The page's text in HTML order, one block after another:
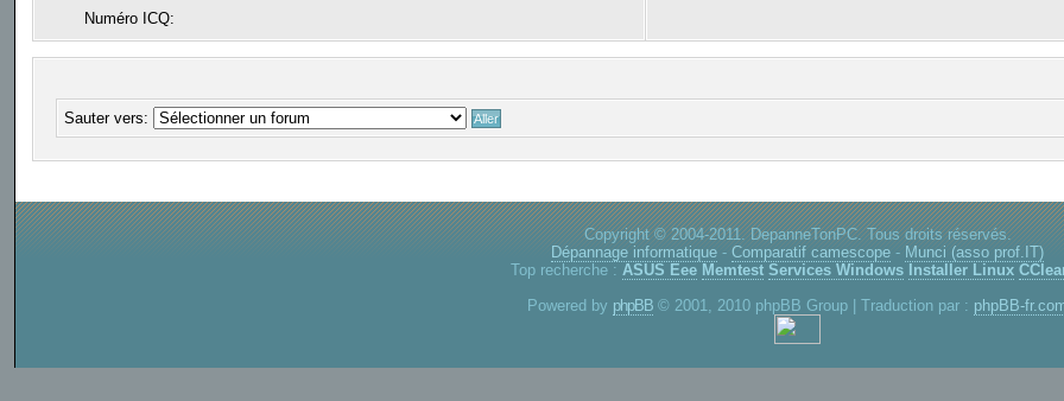
Numéro ICQ:
Sauter vers:
Copyright © 2004-2011. DepanneTonPC. Tous droits réservés.
Dépannage informatique -Comparatif camescope - Munci (asso prof.IT)
Top recherche : ASUS Eee Memtest Services Windows Installer Linux
Powered by phpBB © 2001, 2010 phpBB Group | Traduction par : phpBB-